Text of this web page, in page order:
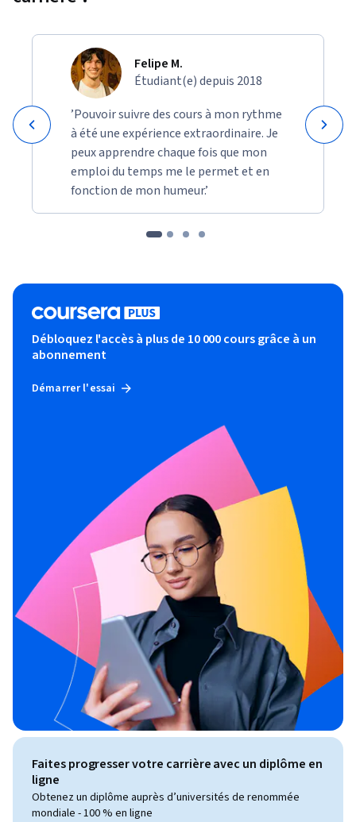
Restructuring Content for AI-Friendly Formats (FAQs,
Lists, and Summaries)
Analyzing GEO Metrics and AI Search Visibility
Felipe M.
Étudiant(e) depuis 2018
’Pouvoir suivre des cours à mon rythme
à été une expérience extraordinaire. Je
peux apprendre chaque fois que mon
emploi du temps me le permet et en
fonction de mon humeur.’
Débloquez l'accès à plus de 10 000 cours grâce à un
abonnement
Démarrer l'essai
Faites progresser votre carrière avec un diplôme en
ligne
Obtenez un diplôme auprès d’universités de renommée
mondiale - 100 % en ligne